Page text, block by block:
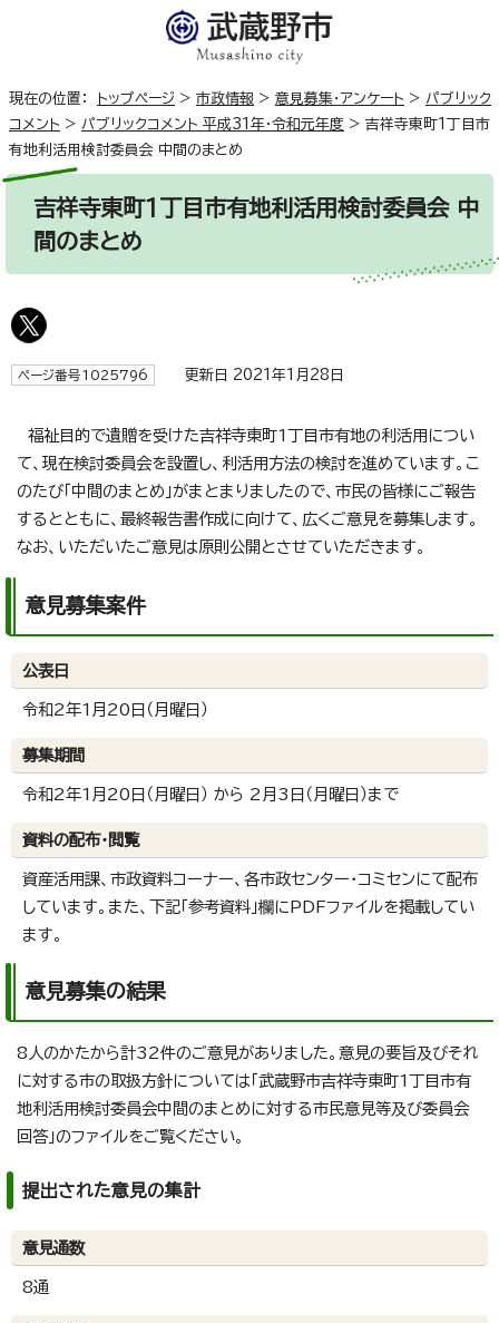
現在の位置： トップページ > 市政情報 > 意見募集・アンケート > パブリック
コメント > パブリックコメント 平成31年・令和元年度 > 吉祥寺東町1丁目市
有地利活用検討委員会 中間のまとめ
吉祥寺東町1丁目市有地利活用検討委員会 中
間のまとめ
ページ番号1025796 更新日 2021年1月28日
福祉目的で遺贈を受けた吉祥寺東町1丁目市有地の利活用につい
て、現在検討委員会を設置し、利活用方法の検討を進めています。こ
のたび「中間のまとめ」がまとまりましたので、市民の皆様にご報告
するとともに、最終報告書作成に向けて、広くご意見を募集します。
なお、いただいたご意見は原則公開とさせていただきます。
意見募集案件
公表日
令和2年1月20日（月曜日）
募集期間
令和2年1月20日（月曜日） から 2月3日（月曜日）まで
資料の配布・閲覧
資産活用課、市政資料コーナー、各市政センター・コミセンにて配布
しています。また、下記「参考資料」欄にPDFファイルを掲載してい
ます。
意見募集の結果
8人のかたから計32件のご意見がありました。意見の要旨及びそれ
に対する市の取扱方針については「武蔵野市吉祥寺東町1丁目市有
地利活用検討委員会中間のまとめに対する市民意見等及び委員会
回答」のファイルをご覧ください。
提出された意見の集計
意見通数
8通